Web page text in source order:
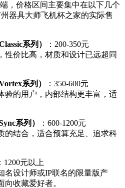
，价格区间主要集中在以下几个
器具大师飞机杯之家的实际售
系列）
：200-350元
性价比高，材质和设计已远超同
系列）
：350-600元
验的用户，内部结构更丰富，适
系列）
：600-1200元
的结合，适合预算充足、追求科
：1200元以上
名设计师或IP联名的限量版产
收藏爱好者。